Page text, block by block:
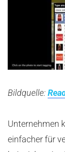
Bildquelle:
Unternehmen
einfacher für